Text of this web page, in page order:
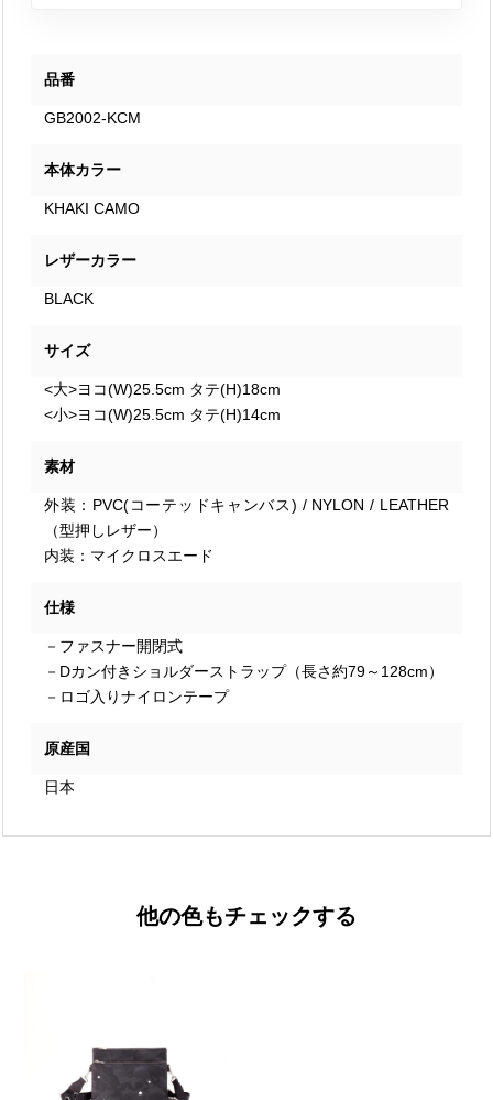
品番
GB2002-KCM
本体カラー
KHAKI CAMO
レザーカラー
BLACK
サイズ
<大>ヨコ(W)25.5cm タテ(H)18cm
<小>ヨコ(W)25.5cm タテ(H)14cm
素材
外装：PVC(コーテッドキャンバス) / NYLON / LEATHER
（型押しレザー）
内装：マイクロスエード
仕様
－ファスナー開閉式
－Dカン付きショルダーストラップ（長さ約79～128cm）
－ロゴ入りナイロンテープ
原産国
日本
他の色もチェックする